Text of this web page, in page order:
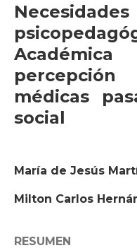
médicas
social
María de Jesús
Milton Carlos
RESUMEN